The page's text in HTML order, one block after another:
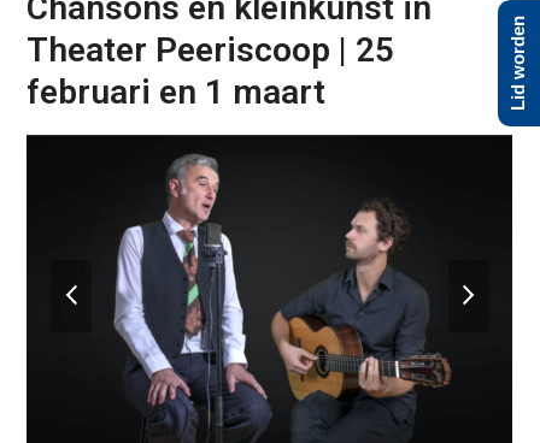
Theater Peeriscoop | 25
februari en 1 maart
previous
slide
slide
Lid worden